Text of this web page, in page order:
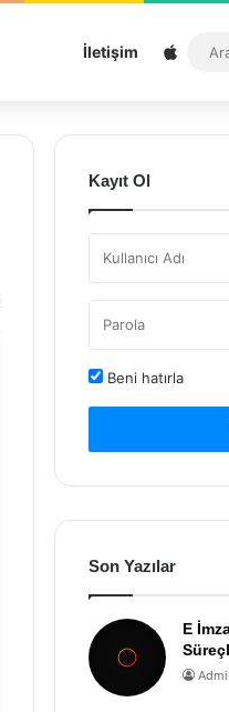
İletişim
Kayıt Ol
Beni hatırla
Son Yazılar
E